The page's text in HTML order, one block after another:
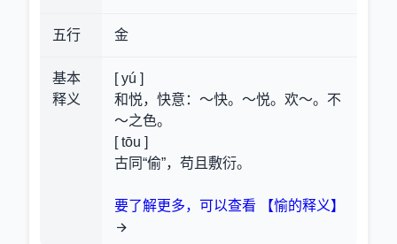
五行 金
基本
释义
[ yú ]
和悦，快意 ：～快。～悦。欢～。不
～之色。
[ tōu ]
古同“偷”，苟且敷衍。
要了解更多，可以查看 【愉的释义】